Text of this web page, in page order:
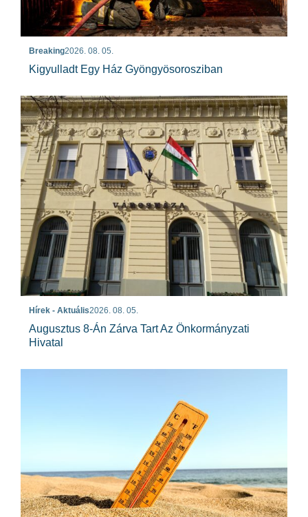
Breaking2026. 08. 05.
Kigyulladt Egy Ház Gyöngyösorosziban
Hírek - Aktuális2026. 08. 05.
Augusztus 8-Án Zárva Tart Az Önkormányzati
Hivatal